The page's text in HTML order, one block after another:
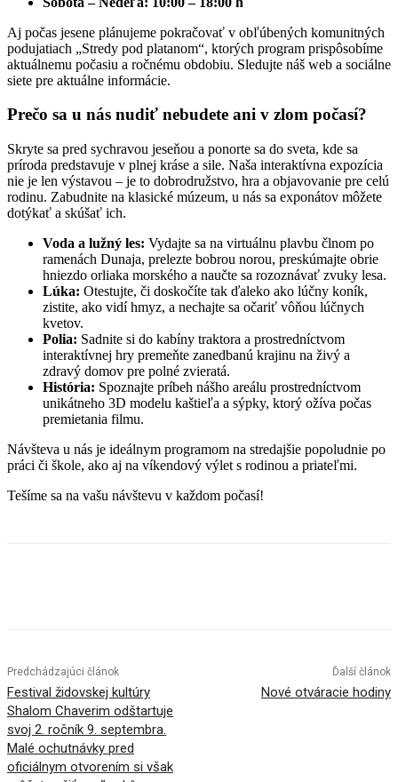
Aj počas jesene plánujeme pokračovať v obľúbených komunitných
podujatiach „Stredy pod platanom“, ktorých program prispôsobíme
aktuálnemu počasiu a ročnému obdobiu. Sledujte náš web a sociálne
siete pre aktuálne informácie.
Prečo sa u nás nudiť nebudete ani v zlom počasí?
Skryte sa pred sychravou jeseňou a ponorte sa do sveta, kde sa
príroda predstavuje v plnej kráse a sile. Naša interaktívna expozícia
nie je len výstavou – je to dobrodružstvo, hra a objavovanie pre celú
rodinu. Zabudnite na klasické múzeum, u nás sa exponátov môžete
dotýkať a skúšať ich.
Voda a lužný les: Vydajte sa na virtuálnu plavbu člnom po
ramenách Dunaja, prelezte bobrou norou, preskúmajte obrie
hniezdo orliaka morského a naučte sa rozoznávať zvuky lesa.
Lúka: Otestujte, či doskočíte tak ďaleko ako lúčny koník,
zistite, ako vidí hmyz, a nechajte sa očariť vôňou lúčnych
kvetov.
Polia: Sadnite si do kabíny traktora a prostredníctvom
interaktívnej hry premeňte zanedbanú krajinu na živý a
zdravý domov pre polné zvieratá.
História: Spoznajte príbeh nášho areálu prostredníctvom
unikátneho 3D modelu kaštieľa a sýpky, ktorý ožíva počas
premietania filmu.
Návšteva u nás je ideálnym programom na stredajšie popoludnie po
práci či škole, ako aj na víkendový výlet s rodinou a priateľmi.
Tešíme sa na vašu návštevu v každom počasí!
Predchádzajúci článok
Festival židovskej kultúry
Shalom Chaverim odštartuje
svoj 2. ročník 9. septembra.
Malé ochutnávky pred
oficiálnym otvorením si však
Ďalší článok
Nové otváracie hodiny